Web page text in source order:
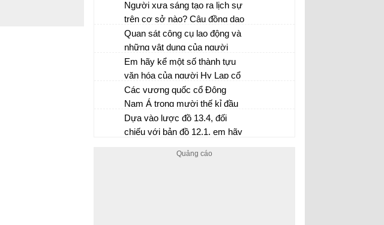
chân và lên kế hoạch cụ thể
cho chuyến đi.
sống? hãy kể cho cả lớp nghe
về sự kiện lịch sử liên quan
đến một trong những di tích đó
Người xưa sáng tạo ra lịch sự
trên cơ sở nào? Câu đồng dao
trong tư liệu 2.1 thể hiện cách
tính thời gian của người xưa
theo lịch âm hay dương lịch?
Quan sát công cụ lao động và
những vật dụng của người
nguyên thủy giai đoạn Phùng
Nguyên, Đồng Đậu Gò Mun,
em hãy viết một đoạn văn
ngắn mô tả cuộc sống của họ
Em hãy kể một số thành tựu
văn hóa của người Hy Lạp cổ
đại vẫn còn được bảo tồn đến
ngày nay.
Các vương quốc cổ Đông
Nam Á trong mười thế kỉ đầu
Công nguyên đã phát huy
những lợi thế nào để phát triển
Dựa vào lược đồ 13.4, đối
chiếu với bản đồ 12.1, em hãy
mại ở Đông Nam Á đi qua